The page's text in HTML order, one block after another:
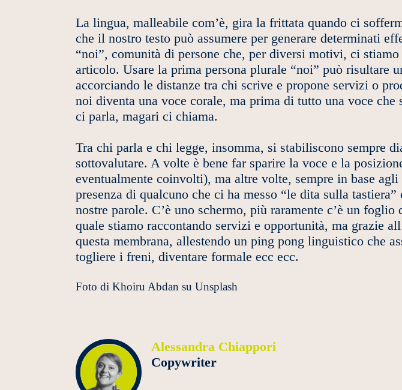
La lingua, malleabile com’è, gira la frittata quando ci
che il nostro testo può assumere per generare determinati
“noi”, comunità di persone che, per diversi motivi, ci
articolo. Usare la prima persona plurale “noi” può risultare
accorciando le distanze tra chi scrive e propone servizi o
noi diventa una voce corale, ma prima di tutto una voce
ci parla, magari ci chiama.
Tra chi parla e chi legge, insomma, si stabiliscono sempre
sottovalutare. A volte è bene far sparire la voce e la
eventualmente coinvolti), ma altre volte, sempre in base
presenza di qualcuno che ci ha messo “le dita sulla
nostre parole. C’è uno schermo, più raramente c’è un
quale stiamo raccontando servizi e opportunità, ma grazie
questa membrana, allestendo un ping pong linguistico che
togliere i freni, diventare formale ecc ecc.
Foto di Khoiru Abdan su Unsplash
Alessandra Chiappori
Copywriter